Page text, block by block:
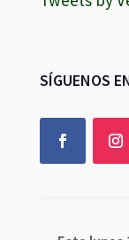
SÍGUENOS